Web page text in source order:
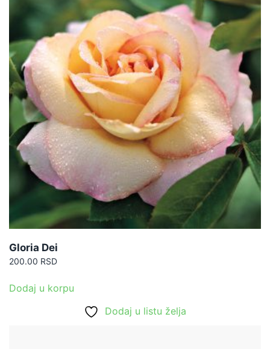
Gloria Dei
200.00 RSD
Dodaj u korpu
Dodaj u listu želja